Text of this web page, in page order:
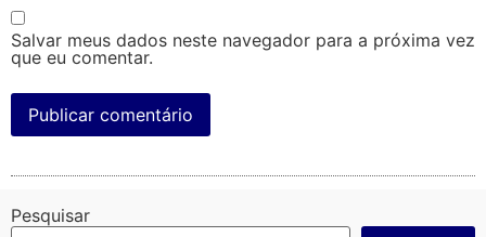
Salvar meus dados neste navegador para a próxima vez
que eu comentar.
Pesquisar